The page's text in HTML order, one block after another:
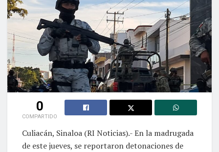
0
COMPARTIDO
Culiacán, Sinaloa (RI Noticias).- En la madrugada
de este jueves, se reportaron detonaciones de